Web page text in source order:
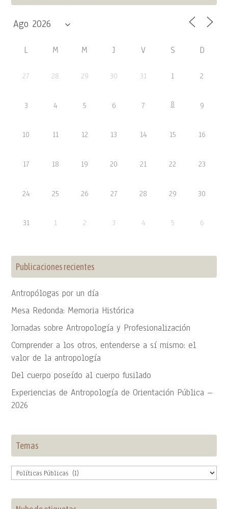
L M M J V S D
27 28 29 30 31 1 2
3 4 5 6 7 8 9
10 11 12 13 14 15 16
17 18 19 20 21 22 23
24 25 26 27 28 29 30
31 1 2 3 4 5 6
Publicaciones recientes
Antropólogas por un día
Mesa Redonda: Memoria Histórica
Jornadas sobre Antropología y Profesionalización
Comprender a los otros, entenderse a sí mismo: el
valor de la antropología
Del cuerpo poseído al cuerpo fusilado
Experiencias de Antropología de Orientación Pública –
2026
Temas
Temas